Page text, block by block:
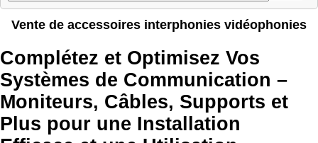
Vente de accessoires interphonies vidéophonies
Complétez et Optimisez Vos
Systèmes de Communication –
Moniteurs, Câbles, Supports et
Plus pour une Installation